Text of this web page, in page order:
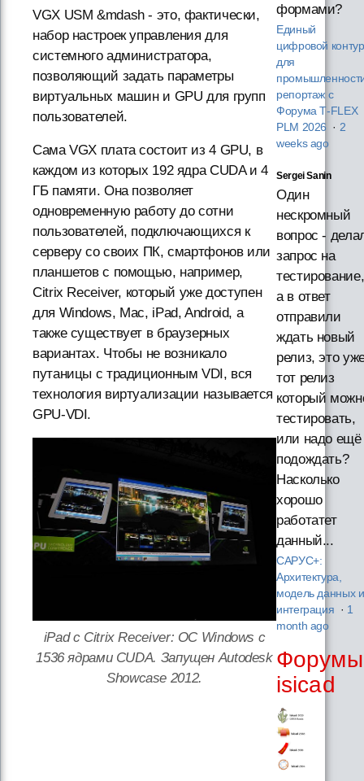
VGX USM &mdash - это, фактически,
набор настроек управления для
системного администратора,
позволяющий задать параметры
виртуальных машин и GPU для групп
пользователей.
Сама VGX плата состоит из 4 GPU, в
каждом из которых 192 ядра CUDA и 4
ГБ памяти. Она позволяет
одновременную работу до сотни
пользователей, подключающихся к
серверу со своих ПК, смартфонов или
планшетов с помощью, например,
Citrix Receiver, который уже доступен
для Windows, Mac, iPad, Android, а
также существует в браузерных
вариантах. Чтобы не возникало
путаницы с традиционным VDI, вся
технология виртуализации называется
GPU-VDI.
iPad с Citrix Receiver: ОС Windows c
1536 ядрами CUDA. Запущен Autodesk
Showcase 2012.
формами?
Единый
цифровой контур
для
репортаж с
Форума T‑FLEX
PLM 2026 · 2
weeks ago
Sergei Sanin
Один
нескромный
вопрос -
запрос на
тестирование,
а в ответ
отправили
ждать новый
релиз, это
тот релиз
который
тестировать,
или надо ещё
подождать?
Насколько
хорошо
работатет
данный...
САРУС+:
Архитектура,
модель данных и
интеграция · 1
month ago
Форумы
isicad